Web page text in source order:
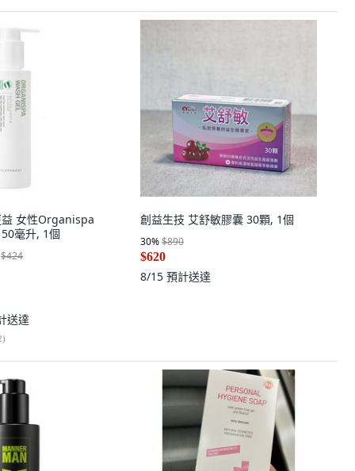
女性Organispa
毫升, 1個
$424
送達
)
創益生技 艾舒敏膠囊 30顆, 1個
30%$890
$620
8/15 預計送達